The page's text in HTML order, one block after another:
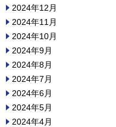
2024年12月
2024年11月
2024年10月
2024年9月
2024年8月
2024年7月
2024年6月
2024年5月
2024年4月